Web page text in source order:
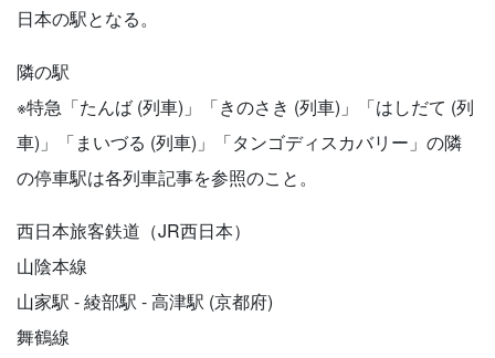
日本の駅となる。
隣の駅
※特急「たんば (列車)」「きのさき (列車)」「はしだて (列
車)」「まいづる (列車)」「タンゴディスカバリー」の隣
の停車駅は各列車記事を参照のこと。
西日本旅客鉄道（JR西日本）
山陰本線
山家駅 - 綾部駅 - 高津駅 (京都府)
舞鶴線